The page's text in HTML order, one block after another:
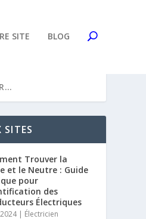
SITE BLOG
SITES
Trouver la
et le Neutre : Guide
pour
des
Électriques
| Électricien